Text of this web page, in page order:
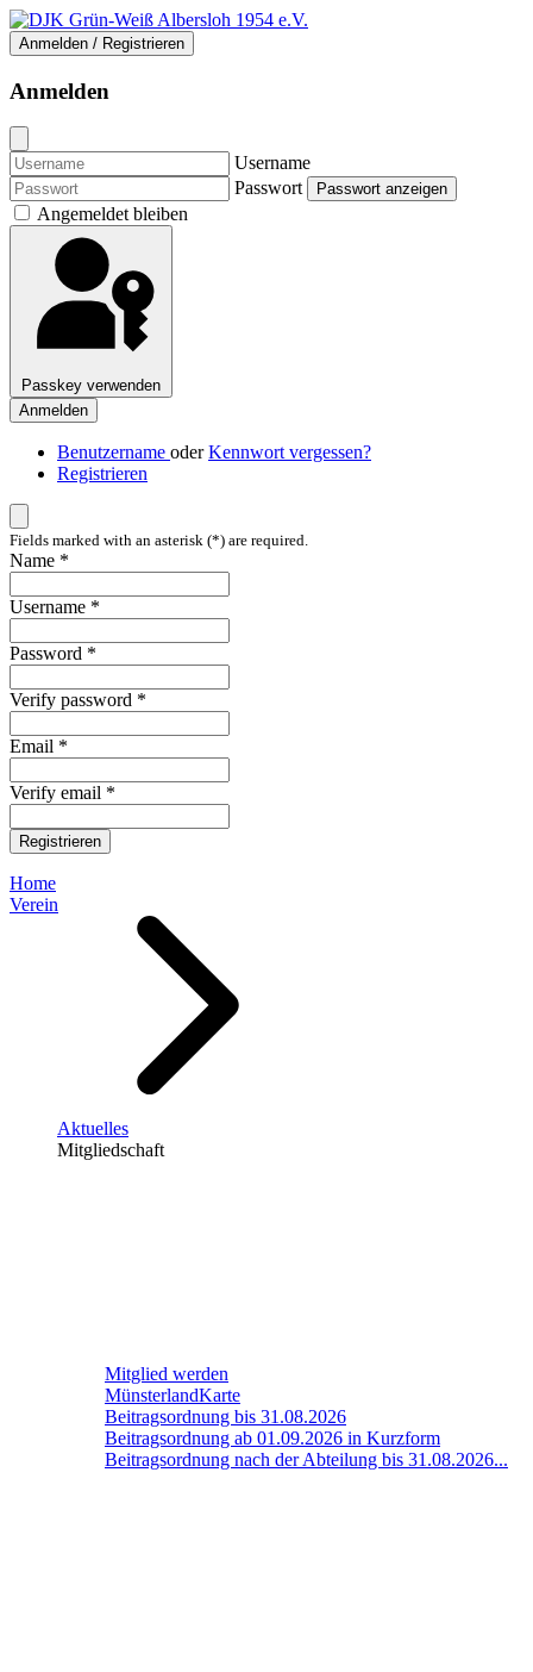
Anmelden / Registrieren
Anmelden
Username
Passwort
Passwort anzeigen
Angemeldet bleiben
Passkey verwenden
Anmelden
Benutzername oderKennwort vergessen?
Registrieren
Fields marked with an asterisk (*) are required.
Name *
Username *
Password *
Verify password *
Email *
Verify email *
Registrieren
Home
Verein
Aktuelles
Mitgliedschaft
Mitglied werden
MünsterlandKarte
Beitragsordnung bis 31.08.2026
Beitragsordnung ab 01.09.2026 in Kurzform
Beitragsordnung nach der Abteilung bis 31.08.2026...